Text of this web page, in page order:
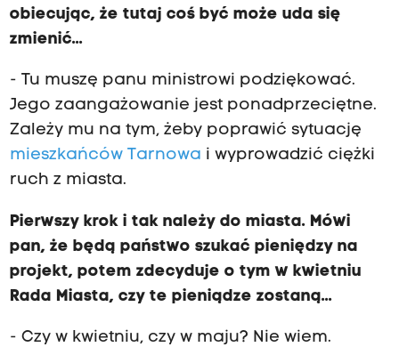
obiecując, że tutaj coś być może uda się
zmienić...
- Tu muszę panu ministrowi podziękować.
Jego zaangażowanie jest ponadprzeciętne.
Zależy mu na tym, żeby poprawić sytuację
mieszkańców Tarnowa i wyprowadzić ciężki
ruch z miasta.
Pierwszy krok i tak należy do miasta. Mówi
pan, że będą państwo szukać pieniędzy na
projekt, potem zdecyduje o tym w kwietniu
Rada Miasta, czy te pieniądze zostaną...
- Czy w kwietniu, czy w maju? Nie wiem.